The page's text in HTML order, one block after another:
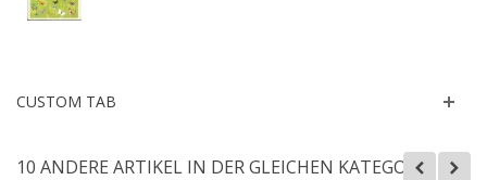
CUSTOM TAB
10 ANDERE ARTIKEL IN DER GLEICHEN KATEGORIE: